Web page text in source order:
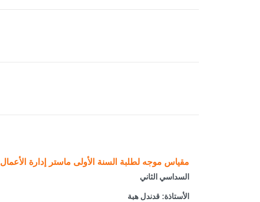
مقياس موجه لطلبة السنة الأولى ماستر إدارة الأعمال
السداسي الثاني
الأستاذة: قدندل هبة